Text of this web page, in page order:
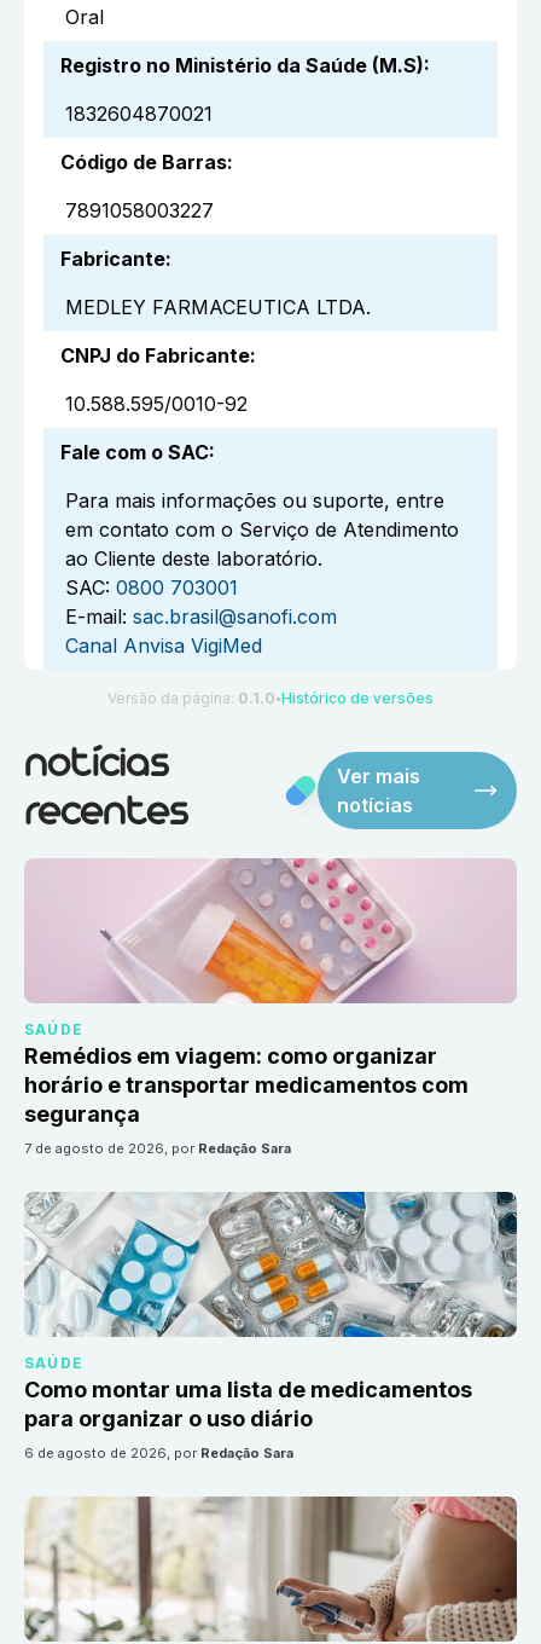
Oral
Registro no Ministério da Saúde (M.S):
1832604870021
Código de Barras:
7891058003227
Fabricante:
MEDLEY FARMACEUTICA LTDA.
CNPJ do Fabricante:
10.588.595/0010-92
Fale com o SAC:
Para mais informações ou suporte, entre
em contato com o Serviço de Atendimento
ao Cliente deste laboratório.
SAC: 0800 703001
E-mail: sac.brasil@sanofi.com
Canal Anvisa VigiMed
Versão da página: 0.1.0 ●Histórico de versões
notícias
recentes
Ver mais
notícias
SAÚDE
Remédios em viagem: como organizar
horário e transportar medicamentos com
segurança
7 de agosto de 2026, por Redação Sara
SAÚDE
Como montar uma lista de medicamentos
para organizar o uso diário
6 de agosto de 2026, por Redação Sara